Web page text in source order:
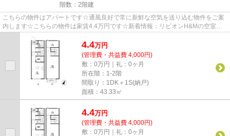
階数：2階建
こちらの物件はアパートです☆通風良好で常に新鮮な空気を送り込む物件をご案
内します☆こちらの物件は家賃4.4万円です☆新着情報：リビオンH&Mの空室情
4.4万円
(管理費・共益費 4,000円)
敷：0万円｜礼：0ヶ月
所在階：1-2階
間取り：1DK＋1S(納戸)
面積：43.33㎡
4.4万円
(管理費・共益費 4,000円)
敷：0万円｜礼：0ヶ月